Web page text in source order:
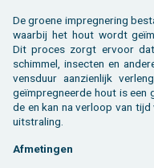
De groe­ne im­preg­ne­ring
waar­bij het hout wordt
Dit pro­ces zorgt er­voor
schim­mel, in­sec­ten en
vens­duur aan­zien­lijk
geïmpreg­neer­de hout is
de en kan na ver­loop van
uit­stra­ling.
Af­me­tin­gen